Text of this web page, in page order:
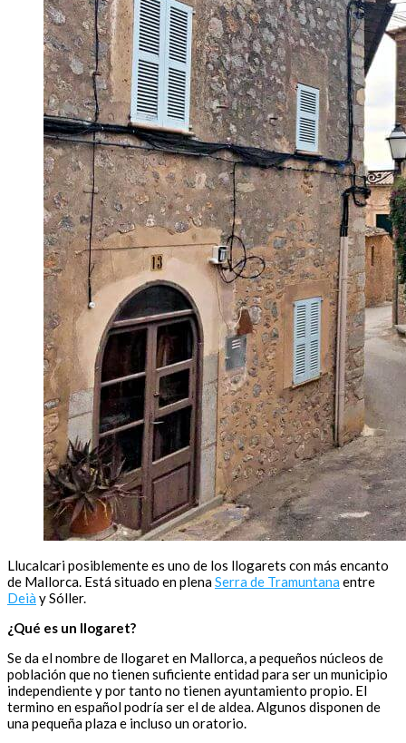
Llucalcari posiblemente es uno de los llogarets con más encanto
de Mallorca. Está situado en plenaSerra de Tramuntana entre
Deià y Sóller.
¿Qué es un llogaret?
Se da el nombre de llogaret en Mallorca, a pequeños núcleos de
población que no tienen suficiente entidad para ser un municipio
independiente y por tanto no tienen ayuntamiento propio. El
termino en español podría ser el de aldea. Algunos disponen de
una pequeña plaza e incluso un oratorio.